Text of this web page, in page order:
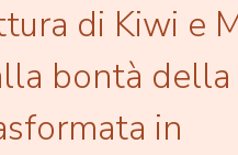
di Kiwi e
bontà della
in